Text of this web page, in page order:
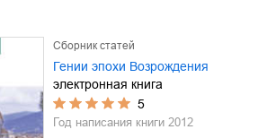
Сборник статей
Гении эпохи Возрождения
электронная книга
5
Год написания книги 2012